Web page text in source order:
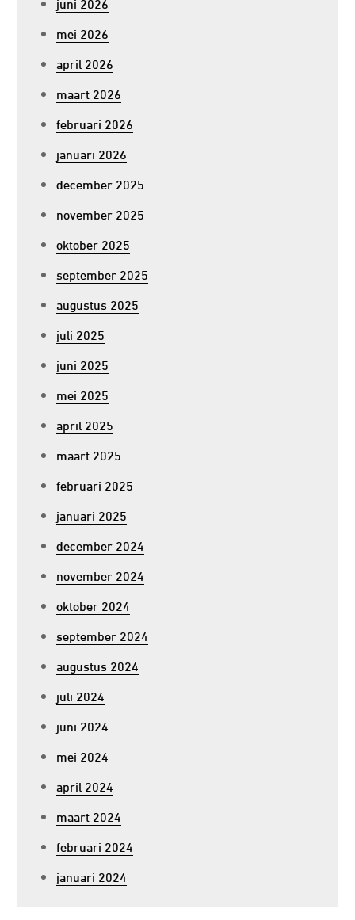
mei 2026
april 2026
maart 2026
februari 2026
januari 2026
december 2025
november 2025
oktober 2025
september 2025
augustus 2025
juli 2025
juni 2025
mei 2025
april 2025
maart 2025
februari 2025
januari 2025
december 2024
november 2024
oktober 2024
september 2024
augustus 2024
juli 2024
juni 2024
mei 2024
april 2024
maart 2024
februari 2024
januari 2024